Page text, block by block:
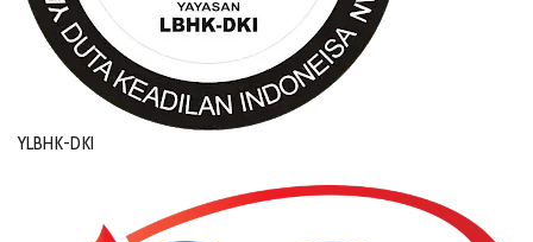
YLBHK-DKI